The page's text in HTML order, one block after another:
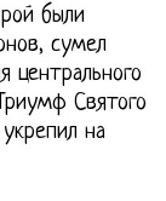
были
сумел
центрального
Святого
на